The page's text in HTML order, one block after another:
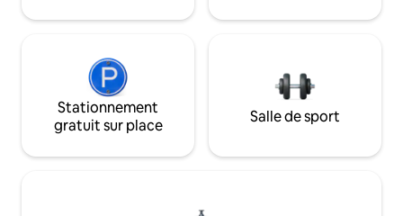
Stationnement
gratuit sur place
Salle de sport